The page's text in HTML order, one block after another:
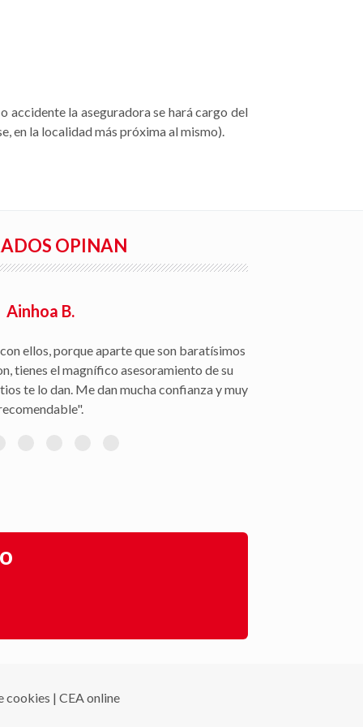
accidente la aseguradora se hará cargo del
en la localidad más próxima al mismo).
OPINAN
Rafael S.
de siniestros, seguimiento del parte a la
con la peritación y demás trámites".
cookies | CEA online